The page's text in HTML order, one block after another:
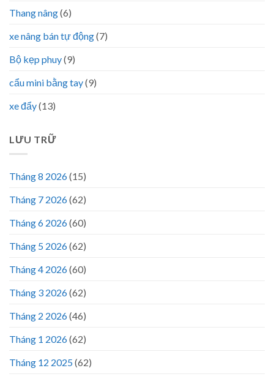
Thang nâng(6)
xe nâng bán tự động(7)
Bộ kẹp phuy(9)
cẩu mini bằng tay(9)
xe đẩy(13)
LƯU TRỮ
Tháng 8 2026(15)
Tháng 7 2026(62)
Tháng 6 2026(60)
Tháng 5 2026(62)
Tháng 4 2026(60)
Tháng 3 2026(62)
Tháng 2 2026(46)
Tháng 1 2026(62)
Tháng 12 2025(62)